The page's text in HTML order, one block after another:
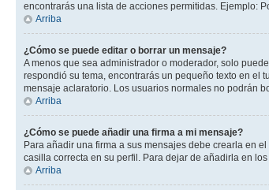
encontrarás una lista de acciones permitidas. Ejemplo:
Arriba
¿Cómo se puede editar o borrar un mensaje?
A menos que sea administrador o moderador, solo
respondió su tema, encontrarás un pequeño texto en el
mensaje aclaratorio. Los usuarios normales no podrán
Arriba
¿Cómo se puede añadir una firma a mi mensaje?
Para añadir una firma a sus mensajes debe crearla en
casilla correcta en su perfil. Para dejar de añadirla en
Arriba